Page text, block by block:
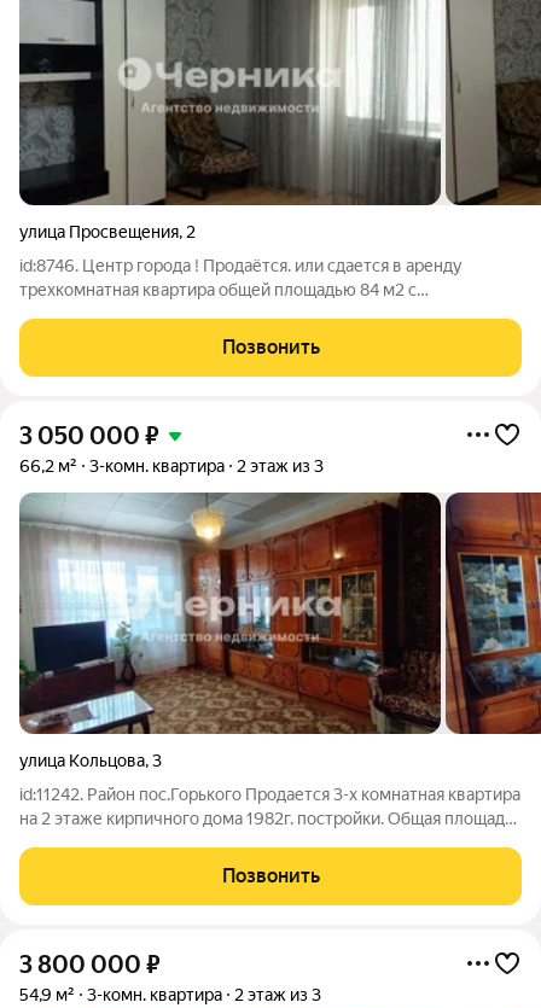
улица Просвещения, 2
id:8746. Центр города ! Продаётся. или сдается в аренду
трехкомнатная квартира общей площадью 84 м2 с
комнаты и большая светлая кухня. В квартире сделан
косметический ремонт, Можно заходить и жить.
Позвонить
3 050 000 ₽
66,2 м² 3-комн. квартира 2 этаж из 3
улица Кольцова,3
id:11242. Район пос.Горького Продается 3-х комнатная квартира
на 2 этаже кирпичного дома 1982г. постройки. Общая площадь
комфортном этаже , не угловая, дом находится в спальном
районе. Комнаты
Позвонить
3 800 000 ₽
54,9 м² 3-комн. квартира 2 этаж из 3